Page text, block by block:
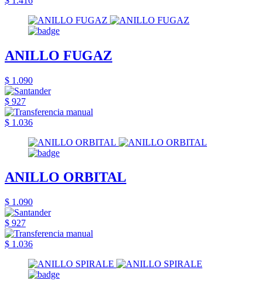
ANILLO FUGAZ
$ 1.090
$ 927
$ 1.036
ANILLO ORBITAL
$ 1.090
$ 927
$ 1.036